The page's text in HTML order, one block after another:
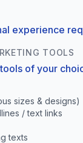
experience
TOOLS
of your
sizes & designs)
/ text links
texts